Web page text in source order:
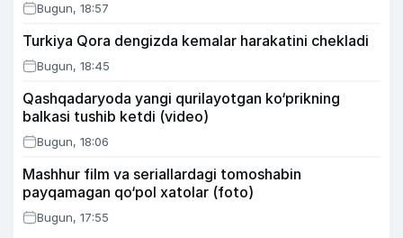
Bugun, 18:57
Turkiya Qora dengizda kemalar harakatini chekladi
Bugun, 18:45
Qashqadaryoda yangi qurilayotgan ko‘prikning
balkasi tushib ketdi (video)
Bugun, 18:06
Mashhur film va seriallardagi tomoshabin
payqamagan qo‘pol xatolar (foto)
Bugun, 17:55